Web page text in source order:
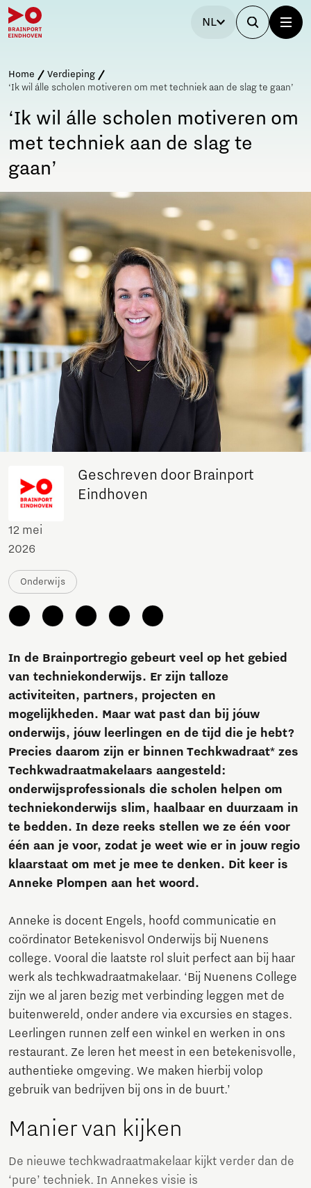
NL
Home
Verdieping
‘Ik wil álle scholen motiveren om met techniek aan de slag te gaan’
‘Ik wil álle scholen motiveren om
met techniek aan de slag te
gaan’
Geschreven door Brainport
Eindhoven
12 mei
2026
Onderwijs
In de Brainportregio gebeurt veel op het gebied
van techniekonderwijs. Er zijn talloze
activiteiten, partners, projecten en
mogelijkheden. Maar wat past dan bij jóuw
onderwijs, jóuw leerlingen en de tijd die je hebt?
Precies daarom zijn er binnen Techkwadraat* zes
Techkwadraatmakelaars aangesteld:
onderwijsprofessionals die scholen helpen om
techniekonderwijs slim, haalbaar en duurzaam in
te bedden. In deze reeks stellen we ze één voor
één aan je voor, zodat je weet wie er in jouw regio
klaarstaat om met je mee te denken. Dit keer is
Anneke Plompen aan het woord.
Anneke is docent Engels, hoofd communicatie en
coördinator Betekenisvol Onderwijs bij Nuenens
college. Vooral die laatste rol sluit perfect aan bij haar
werk als techkwadraatmakelaar. ‘Bij Nuenens College
zijn we al jaren bezig met verbinding leggen met de
buitenwereld, onder andere via excursies en stages.
Leerlingen runnen zelf een winkel en werken in ons
restaurant. Ze leren het meest in een betekenisvolle,
authentieke omgeving. We maken hierbij volop
gebruik van bedrijven bij ons in de buurt.’
Manier van kijken
De nieuwe techkwadraatmakelaar kijkt verder dan de
‘pure’ techniek. In Annekes visie is